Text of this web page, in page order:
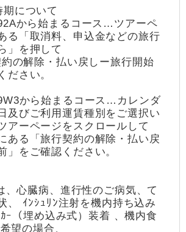
について
から始まるコース…ツアーペ
る「取消料、申込金などの旅行
」を押して
の解除・払い戻しー旅行開始
ださい。
から始まるコース…カレンダ
及びご利用運賃種別をご選択い
アーページをスクロールして
ある「旅行契約の解除・払い戻
」をご確認ください。
、心臓病、進行性のご病気、て
、 ｲﾝｼｭﾘﾝ注射を機内持ち込み
（埋め込み式）装着 、機内食
望の場合、